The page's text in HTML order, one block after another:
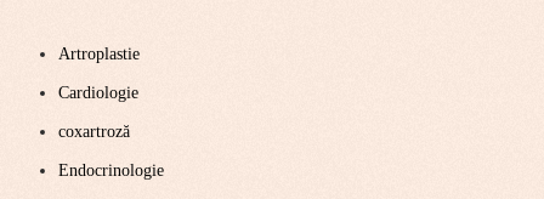
Artroplastie
Cardiologie
coxartroză
Endocrinologie